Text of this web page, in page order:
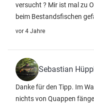
versucht ? Mir ist mal zu
beim Bestandsfischen
vor 4 Jahre
Sebastian
Danke für den Tipp. Im
nichts von Quappen